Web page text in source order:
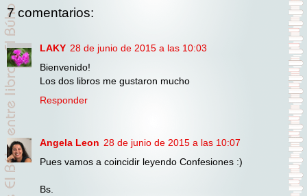
7 comentarios:
LAKY 28 de junio de 2015 a las 10:03
Bienvenido!
Los dos libros me gustaron mucho
Responder
Angela Leon 28 de junio de 2015 a las 10:07
Pues vamos a coincidir leyendo Confesiones :)
Bs.